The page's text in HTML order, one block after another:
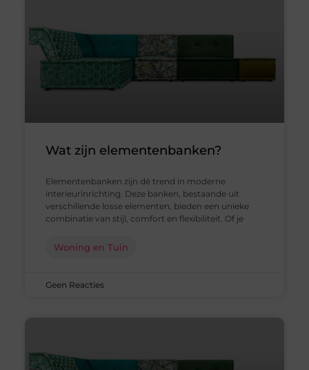
Wat zijn elementenbanken?
Elementenbanken zijn dé trend in moderne
interieurinrichting. Deze banken, bestaande uit
verschillende losse elementen, bieden een unieke
combinatie van stijl, comfort en flexibiliteit. Of je
Woning en Tuin
Geen Reacties